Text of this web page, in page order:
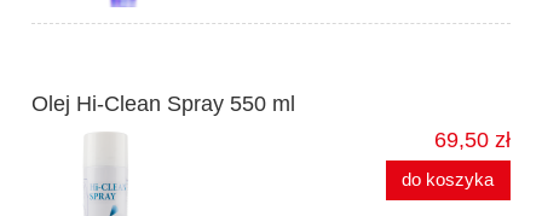
Olej Hi-Clean Spray 550 ml
69,50 zł
do koszyka